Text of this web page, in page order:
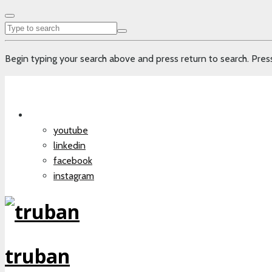
Begin typing your search above and press return to search.
youtube
linkedin
facebook
instagram
truban